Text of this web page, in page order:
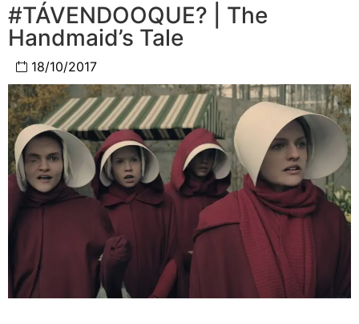
#TÁVENDOOQUE? | The
Handmaid’s Tale
18/10/2017